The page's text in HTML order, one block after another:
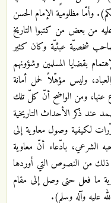
وأمّا مظلومية الإمام الحسن
من بعض من كتبوا التاريخ
شخصيّة عبثيّة وكان كثير
بقضايا المسلمين وشؤونهم
وليس مؤهّلاً لحمل أمانة
عنها، ومن الواضح أنّ كلّ تلك
عند ذكر الأحداث التاريخية
لكيفية وصول معاوية إلى
الشرعي، بادّعاء أنّ معاوية
ذلك من النصوص التي أوردها
ما فعل حتى وصل إلى مقام
عليه وآله وسلم).